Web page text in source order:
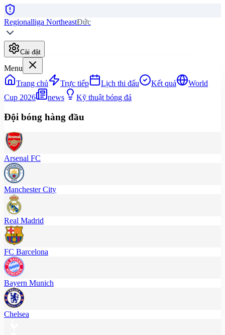
Regionalliga NortheastĐức
Cài đặt
Menu
Trang chủ
Trực tiếp Lịch thi đấu Kết quả
World
Cup 2026
news Kỹ thuật bóng đá
Đội bóng hàng đầu
Arsenal FC
Manchester City
Real Madrid
FC Barcelona
Bayern Munich
Chelsea